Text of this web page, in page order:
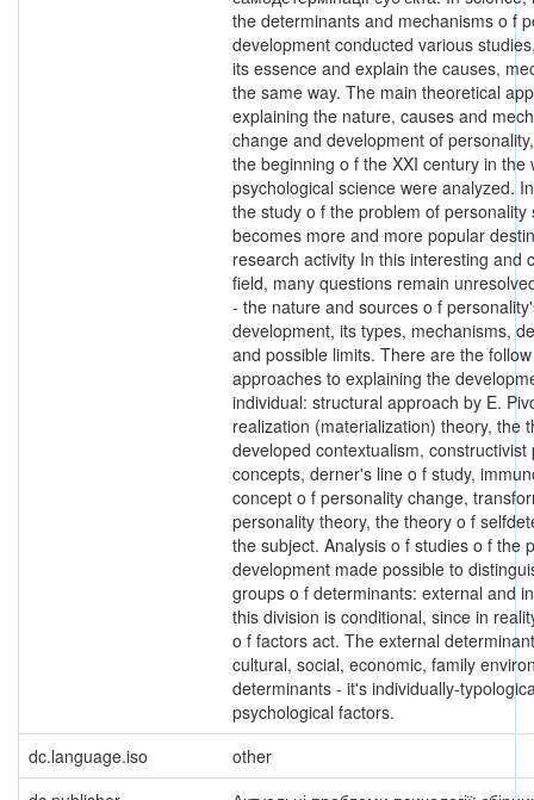
the determinants and mechanisms o f
development conducted various
its essence and explain the causes,
the same way. The main theoretical
explaining the nature, causes and
change and development of
the beginning o f the XXI century in the
psychological science were analyzed.
the study o f the problem of personality
becomes more and more popular
research activity In this interesting and
field, many questions remain
- the nature and sources o f
development, its types, mechanisms,
and possible limits. There are the
approaches to explaining the
individual: structural approach by E.
realization (materialization) theory, the
developed contextualism, constructivist
concepts, derner's line o f study,
concept o f personality change,
personality theory, the theory o f
the subject. Analysis o f studies o f the
development made possible to
groups o f determinants: external and
this division is conditional, since in
o f factors act. The external
cultural, social, economic, family
determinants - it's individually-
psychological factors.
dc.language.iso
other